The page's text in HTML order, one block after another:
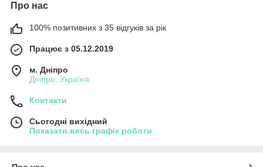
Про нас
100% позитивних з 35 відгуків за рік
Працює з 05.12.2019
м. Дніпро
Дніпро, Україна
Контакти
Сьогодні вихідний
Показати весь графік роботи